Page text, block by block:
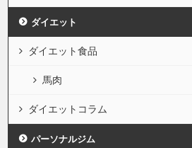
ダイエット
ダイエット食品
馬肉
ダイエットコラム
パーソナルジム